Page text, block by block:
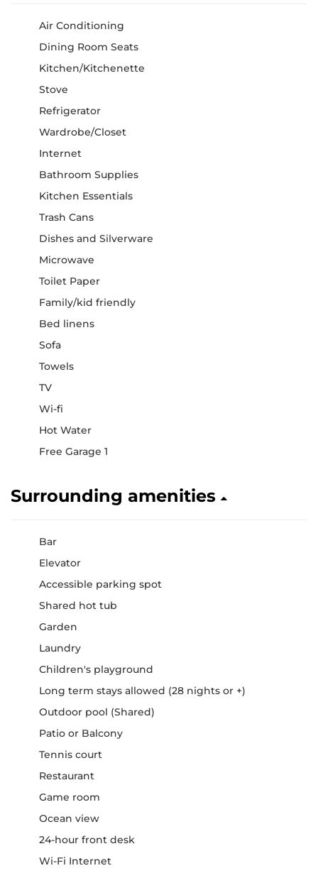
Air Conditioning
Dining Room Seats
Kitchen/Kitchenette
Stove
Refrigerator
Wardrobe/Closet
Internet
Bathroom Supplies
Kitchen Essentials
Trash Cans
Dishes and Silverware
Microwave
Toilet Paper
Family/kid friendly
Bed linens
Sofa
Towels
TV
Wi-fi
Hot Water
Free Garage 1
Surrounding amenities
Bar
Elevator
Accessible parking spot
Shared hot tub
Garden
Laundry
Children's playground
Long term stays allowed (28 nights or +)
Outdoor pool (Shared)
Patio or Balcony
Tennis court
Restaurant
Game room
Ocean view
24-hour front desk
Wi-Fi Internet